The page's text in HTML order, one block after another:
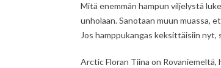
Mitä enemmän hampun viljelystä
unholaan. Sanotaan muun muassa,
Jos hamppukangas keksittäisiin
Arctic Floran Tiina on